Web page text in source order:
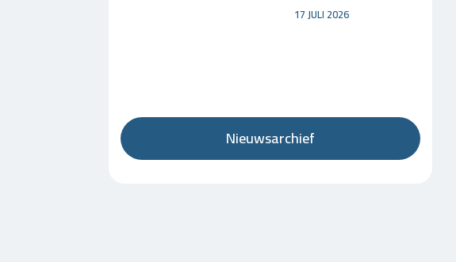
17 JULI 2026
Nieuwsarchief